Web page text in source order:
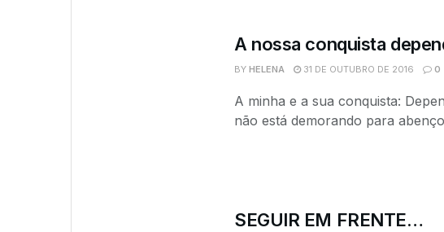
A nossa conquista
BY HELENA 31 DE OUTUBRO DE 2016 0
A minha e a sua conquista:
não está demorando para
SEGUIR EM FRENTE…